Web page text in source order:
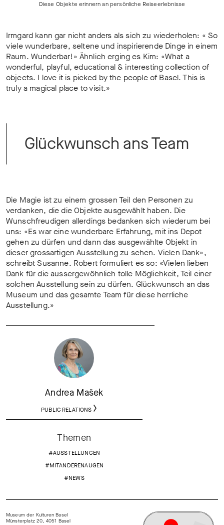
Diese Objekte erinnern an persönliche Reiseerlebnisse
Irmgard kann gar nicht anders als sich zu wiederholen: « So
viele wunderbare, seltene und inspirierende Dinge in einem
Raum. Wunderbar!» Ähnlich erging es Kim: «What a
wonderful, playful, educational & interesting collection of
objects. I love it is picked by the people of Basel. This is
truly a magical place to visit.»
Glückwunsch ans Team
Die Magie ist zu einem grossen Teil den Personen zu
verdanken, die die Objekte ausgewählt haben. Die
Wunschfreudigen allerdings bedanken sich wiederum bei
uns: «Es war eine wunderbare Erfahrung, mit ins Depot
gehen zu dürfen und dann das ausgewählte Objekt in
dieser grossartigen Ausstellung zu sehen. Vielen Dank»,
schreibt Susanne. Robert formuliert es so: «Vielen lieben
Dank für die aussergewöhnlich tolle Möglichkeit, Teil einer
solchen Ausstellung sein zu dürfen. Glückwunsch an das
Museum und das gesamte Team für diese herrliche
Ausstellung.»
Andrea Mašek
PUBLIC RELATIONS
Themen
#AUSSTELLUNGEN
#MITANDERENAUGEN
#NEWS
Museum der Kulturen Basel
Münsterplatz 20, 4051 Basel